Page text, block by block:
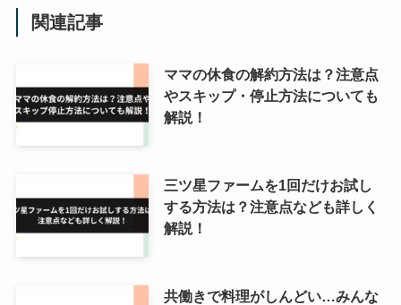
関連記事
ママの休食の解約方法は？注意点
やスキップ・停止方法についても
解説！
三ツ星ファームを1回だけお試し
する方法は？注意点なども詳しく
解説！
共働きで料理がしんどい…みんな